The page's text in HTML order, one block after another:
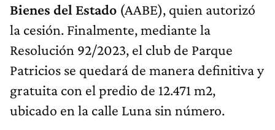
Bienes del Estado (AABE), quien autorizó
la cesión. Finalmente, mediante la
Resolución 92/2023, el club de Parque
Patricios se quedará de manera definitiva y
gratuita con el predio de 12.471 m2,
ubicado en la calle Luna sin número.